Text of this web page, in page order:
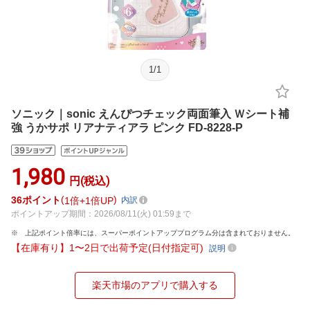
1 /1
ソニック｜sonic えんぴつチェック両面筆入 Ｗシート補
強 うかサポ リアナティアラ ピンク FD-8228-P
1,980 円(税込)
36ポイント 1倍 1倍UP
内訳
ポイントアップ期間：2026/08/11(火) 01:59まで
上記ポイント倍率には、スーパーポイントアッププログラム分は含まれておりません。
【在庫有り】1〜2日で出荷予定(日付指定可) 説明
楽天市場のアプリで購入する